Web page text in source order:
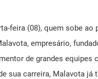
feira (08), quem sobe ao
empresário,
de grandes equipes
sua carreira, Malavota já